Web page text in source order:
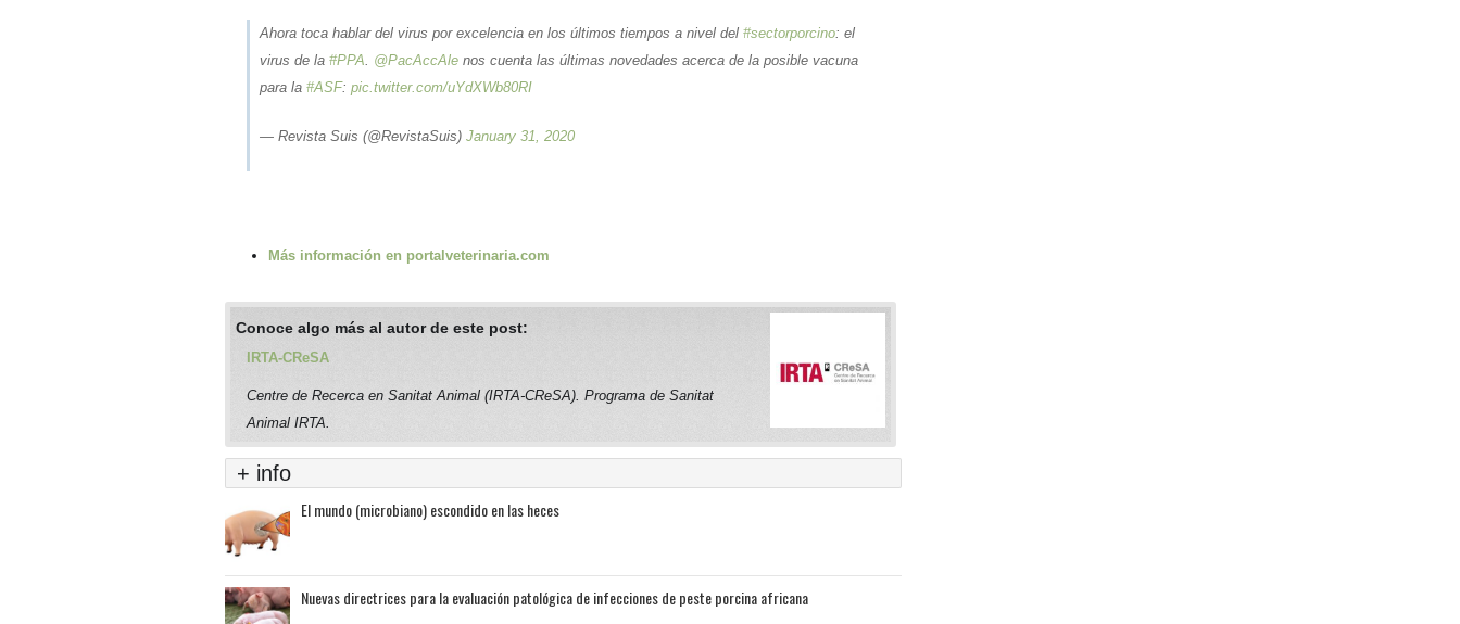
Ahora toca hablar del virus por excelencia en los últimos tiempos a nivel del #sectorporcino: el
virus de la #PPA. @PacAccAle nos cuenta las últimas novedades acerca de la posible vacuna
para la #ASF: pic.twitter.com/uYdXWb80RI
— Revista Suis (@RevistaSuis) January 31, 2020
Más información en portalveterinaria.com
Conoce algo más al autor de este post:
IRTA-CReSA
Centre de Recerca en Sanitat Animal (IRTA-CReSA). Programa de Sanitat
Animal IRTA.
+ info
El mundo (microbiano) escondido en las heces
Nuevas directrices para la evaluación patológica de infecciones de peste porcina africana